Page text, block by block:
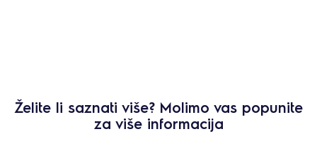
Želite li saznati više? Molimo vas popunite
za više informacija